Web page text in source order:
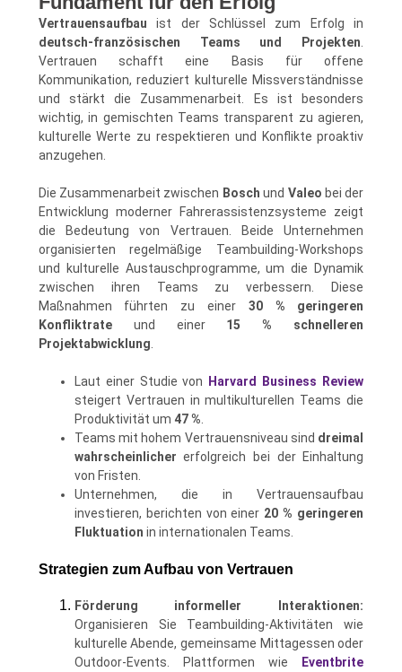
Vertrauensaufbau ist der Schlüssel zum Erfolg in
deutsch-französischen Teams und Projekten.
Vertrauen schafft eine Basis für offene
Kommunikation, reduziert kulturelle Missverständnisse
und stärkt die Zusammenarbeit. Es ist besonders
wichtig, in gemischten Teams transparent zu agieren,
kulturelle Werte zu respektieren und Konflikte proaktiv
anzugehen.
Die Zusammenarbeit zwischen Bosch und Valeo bei der
Entwicklung moderner Fahrerassistenzsysteme zeigt
die Bedeutung von Vertrauen. Beide Unternehmen
organisierten regelmäßige Teambuilding-Workshops
und kulturelle Austauschprogramme, um die Dynamik
zwischen ihren Teams zu verbessern. Diese
Maßnahmen führten zu einer 30 % geringeren
Konfliktrateund einer 15 % schnelleren
Projektabwicklung.
Laut einer Studie von
Harvard Business Review
steigert Vertrauen in multikulturellen Teams die
Produktivität um 47 %.
Teams mit hohem Vertrauensniveau sind dreimal
wahrscheinlicher erfolgreich bei der Einhaltung
von Fristen.
Unternehmen, die in Vertrauensaufbau
investieren, berichten von einer 20 % geringeren
Fluktuation in internationalen Teams.
Strategien zum Aufbau von Vertrauen
Förderung informeller Interaktionen:
Organisieren Sie Teambuilding-Aktivitäten wie
kulturelle Abende, gemeinsame Mittagessen oder
Outdoor-Events. Plattformen wie
Eventbrite